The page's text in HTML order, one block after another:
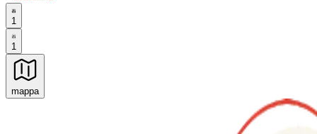
1
1
mappa
Esperienze culinarie indimenticabili: Esperienze